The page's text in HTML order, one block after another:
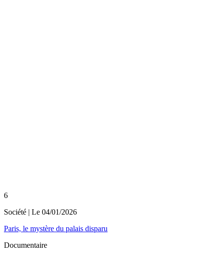
6
Société | Le 04/01/2026
Paris, le mystère du palais disparu
Documentaire